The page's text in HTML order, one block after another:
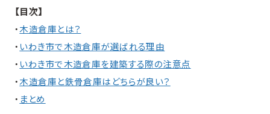
【目次】
・木造倉庫とは？
・ いわき市で木造倉庫が選ばれる理由
・ いわき市で木造倉庫を建築する際の注意点
・木造倉庫と鉄骨倉庫はどちらが良い？
・ まとめ